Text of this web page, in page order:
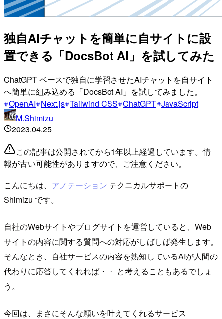
独自AIチャットを簡単に自サイトに設
置できる「DocsBot AI」を試してみた
ChatGPT ベースで独自に学習させたAIチャットを自サイト
へ簡単に組み込める「DocsBot AI」を試してみました。
OpenAI Next.js Tailwind CSS ChatGPT JavaScript
M.Shimizu
2023.04.25
この記事は公開されてから1年以上経過しています。情
報が古い可能性がありますので、ご注意ください。
こんにちは、 アノテーション テクニカルサポートの
Shimizu です。
自社のWebサイトやブログサイトを運営していると、Web
サイトの内容に関する質問への対応がしばしば発生します。
そんなとき、自社サービスの内容を熟知しているAIが人間の
代わりに応答してくれれば・・ と考えることもあるでしょ
う。
今回は、まさにそんな願いを叶えてくれるサービス